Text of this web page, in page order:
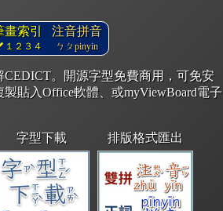
畫索引
１２３４
注音拼音
ㄅㄆpinyin
。開源字型免費商用，可免安
製貼入Office軟體、或myViewBoard電子
字型下載 排版格式匯出